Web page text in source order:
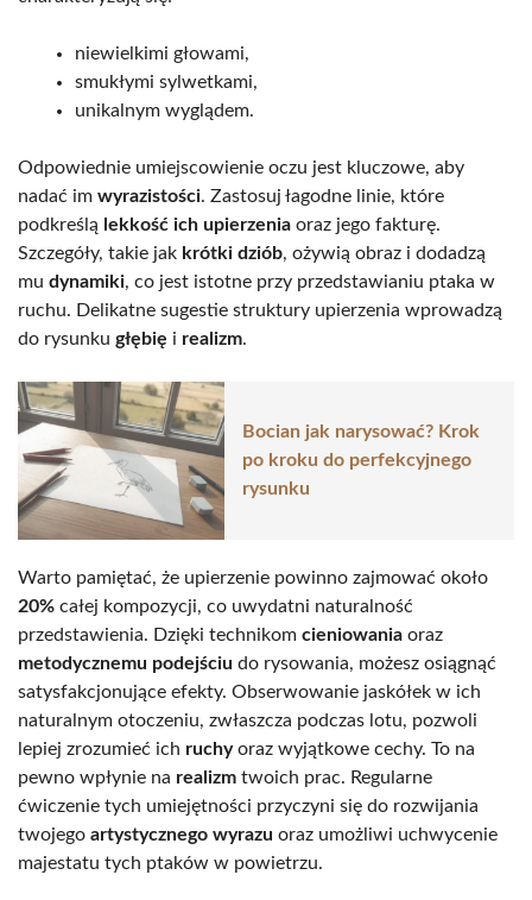
niewielkimi głowami,
smukłymi sylwetkami,
unikalnym wyglądem.
Odpowiednie umiejscowienie oczu jest kluczowe, aby
nadać im wyrazistości. Zastosuj łagodne linie, które
podkreślą lekkość ich upierzenia oraz jego fakturę.
Szczegóły, takie jak krótki dziób, ożywią obraz i dodadzą
mu dynamiki, co jest istotne przy przedstawianiu ptaka w
ruchu. Delikatne sugestie struktury upierzenia wprowadzą
do rysunku głębię i realizm.
Bocian jak narysować? Krok
po kroku do perfekcyjnego
rysunku
Warto pamiętać, że upierzenie powinno zajmować około
20% całej kompozycji, co uwydatni naturalność
przedstawienia. Dzięki technikom cieniowania oraz
metodycznemu podejściu do rysowania, możesz osiągnąć
satysfakcjonujące efekty. Obserwowanie jaskółek w ich
naturalnym otoczeniu, zwłaszcza podczas lotu, pozwoli
lepiej zrozumieć ich ruchyoraz wyjątkowe cechy. To na
pewno wpłynie na realizm twoich prac. Regularne
ćwiczenie tych umiejętności przyczyni się do rozwijania
twojego artystycznego wyrazu oraz umożliwi uchwycenie
majestatu tych ptaków w powietrzu.